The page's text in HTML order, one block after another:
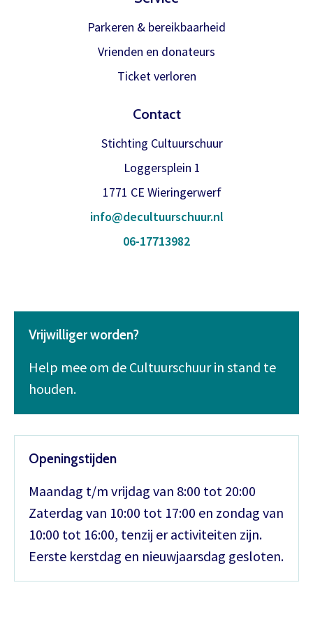
Parkeren & bereikbaarheid
Vrienden en donateurs
Ticket verloren
Contact
Stichting Cultuurschuur
Loggersplein 1
1771 CE Wieringerwerf
info@decultuurschuur.nl
06-17713982
Vrijwilliger worden?
Help mee om de Cultuurschuur in stand te
houden.
Openingstijden
Maandag t/m vrijdag van 8:00 tot 20:00
Zaterdag van 10:00 tot 17:00 en zondag van
10:00 tot 16:00, tenzij er activiteiten zijn.
Eerste kerstdag en nieuwjaarsdag gesloten.